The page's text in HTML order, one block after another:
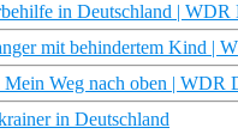
in Deutschland | WDR
mit behindertem Kind |
Weg nach oben | WDR
in Deutschland